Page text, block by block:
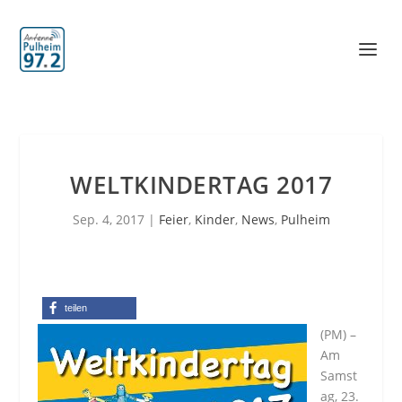
WELTKINDERTAG 2017
Sep. 4, 2017| Feier, Kinder, News, Pulheim
teilen
(PM) –
Am
Samst
ag, 23.